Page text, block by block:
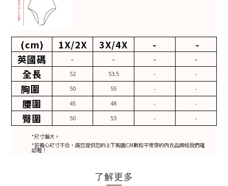
(cm) 1X/2X 3X/4X -
-
英國碼
- - - -
全長 52 53.5 - -
胸圍 50 55 - -
腰圍 45 48 - -
臀圍 50 53 - -
*尺寸偏大。
*若擔心尺寸不合，請您提供您的上下胸圍CM數和平常穿的內衣品牌給我們確
認喔！
了解更多